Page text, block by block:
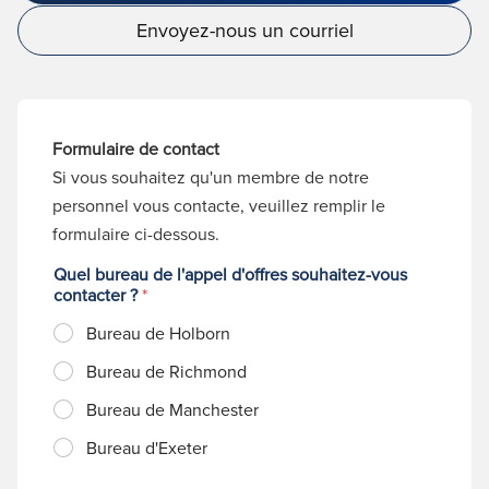
Envoyez-nous un courriel
Formulaire de contact
Si vous souhaitez qu'un membre de notre
personnel vous contacte, veuillez remplir le
formulaire ci-dessous.
Quel bureau de l'appel d'offres souhaitez-vous
contacter ?*
Bureau de Holborn
Bureau de Richmond
Bureau de Manchester
Bureau d'Exeter